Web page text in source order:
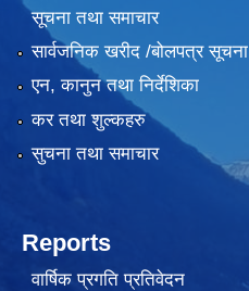
सूचना तथा समाचार
सार्वजनिक खरीद /बोलपत्र सूचना
एन, कानुन तथा निर्देशिका
कर तथा शुल्कहरु
सुचना तथा समाचार
Reports
वार्षिक प्रगति प्रतिवेदन